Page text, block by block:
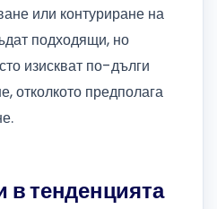
или контуриране на
подходящи, но
изискват по-дълги
отколкото предполага
тенденцията